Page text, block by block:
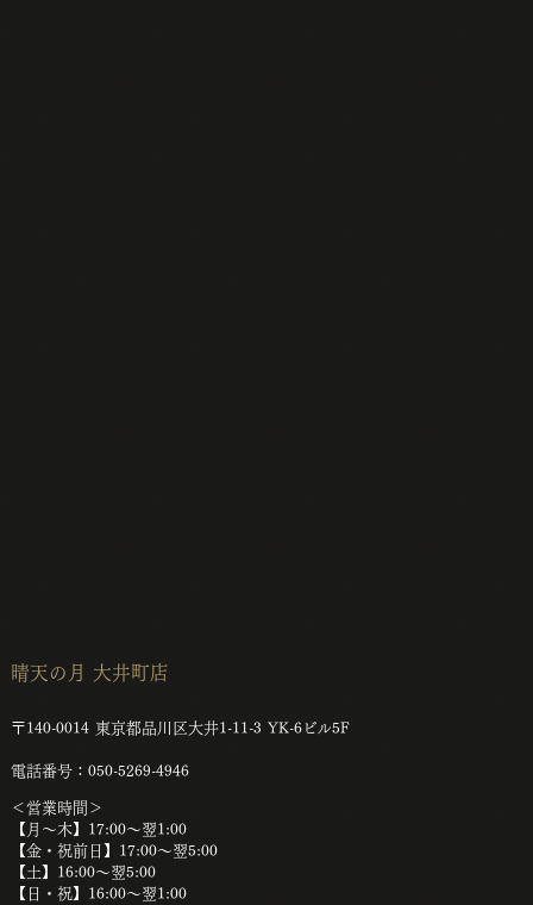
晴天の月 大井町店
〒140-0014 東京都品川区大井1-11-3 YK-6ビル5F
電話番号：050-5269-4946
＜営業時間＞
【月～木】17:00～翌1:00
【金・祝前日】17:00～翌5:00
【土】16:00〜翌5:00
【日・祝】16:00～翌1:00